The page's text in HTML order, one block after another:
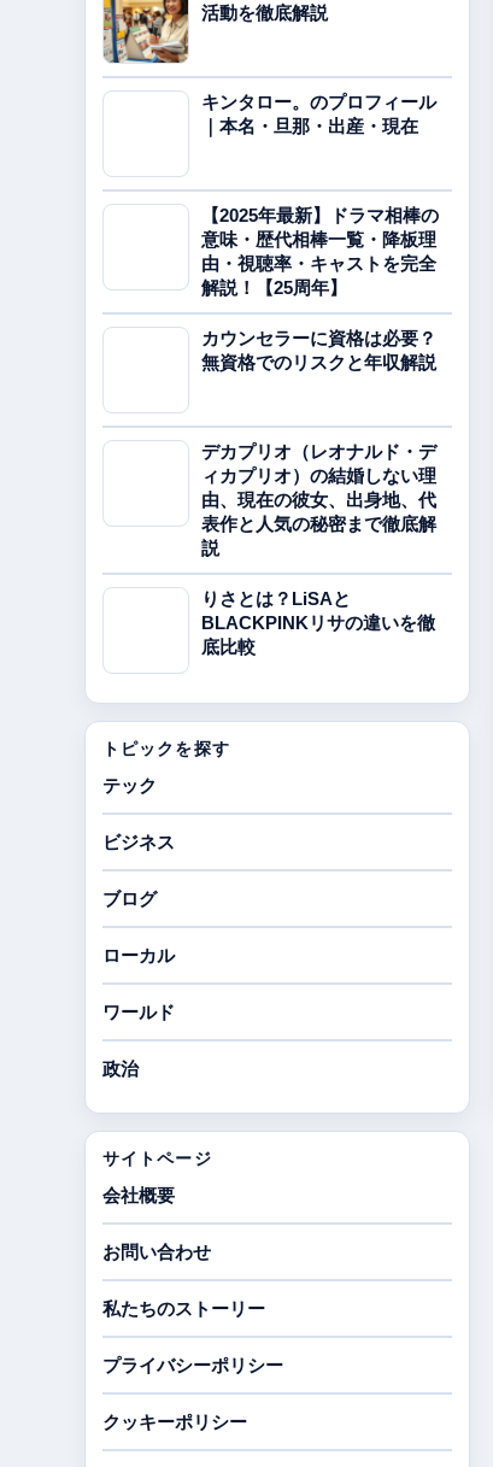
活動を徹底解説
キンタロー。のプロフィール
｜本名・旦那・出産・現在
【2025年最新】ドラマ相棒の
意味・歴代相棒一覧・降板理
由・視聴率・キャストを完全
解説！【25周年】
カウンセラーに資格は必要？
無資格でのリスクと年収解説
デカプリオ（レオナルド・デ
ィカプリオ）の結婚しない理
由、現在の彼女、出身地、代
表作と人気の秘密まで徹底解
説
りさとは？LiSAと
BLACKPINKリサの違いを徹
底比較
トピックを探す
テック
ビジネス
ブログ
ローカル
ワールド
政治
サイトページ
会社概要
お問い合わせ
私たちのストーリー
プライバシーポリシー
クッキーポリシー